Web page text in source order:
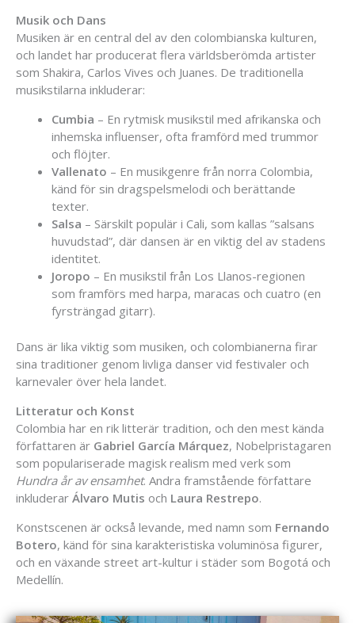
Musik och Dans
Musiken är en central del av den colombianska kulturen,
och landet har producerat flera världsberömda artister
som Shakira, Carlos Vives och Juanes. De traditionella
musikstilarna inkluderar:
Cumbia – En rytmisk musikstil med afrikanska och
inhemska influenser, ofta framförd med trummor
och flöjter.
Vallenato – En musikgenre från norra Colombia,
känd för sin dragspelsmelodi och berättande
texter.
Salsa – Särskilt populär i Cali, som kallas ”salsans
huvudstad”, där dansen är en viktig del av stadens
identitet.
Joropo – En musikstil från Los Llanos-regionen
som framförs med harpa, maracas och cuatro (en
fyrsträngad gitarr).
Dans är lika viktig som musiken, och colombianerna firar
sina traditioner genom livliga danser vid festivaler och
karnevaler över hela landet.
Litteratur och Konst
Colombia har en rik litterär tradition, och den mest kända
författaren är Gabriel García Márquez, Nobelpristagaren
som populariserade magisk realism med verk som
Hundra år av ensamhet. Andra framstående författare
inkluderar Álvaro Mutis och Laura Restrepo.
Konstscenen är också levande, med namn som Fernando
Botero, känd för sina karakteristiska voluminösa figurer,
och en växande street art-kultur i städer som Bogotá och
Medellín.